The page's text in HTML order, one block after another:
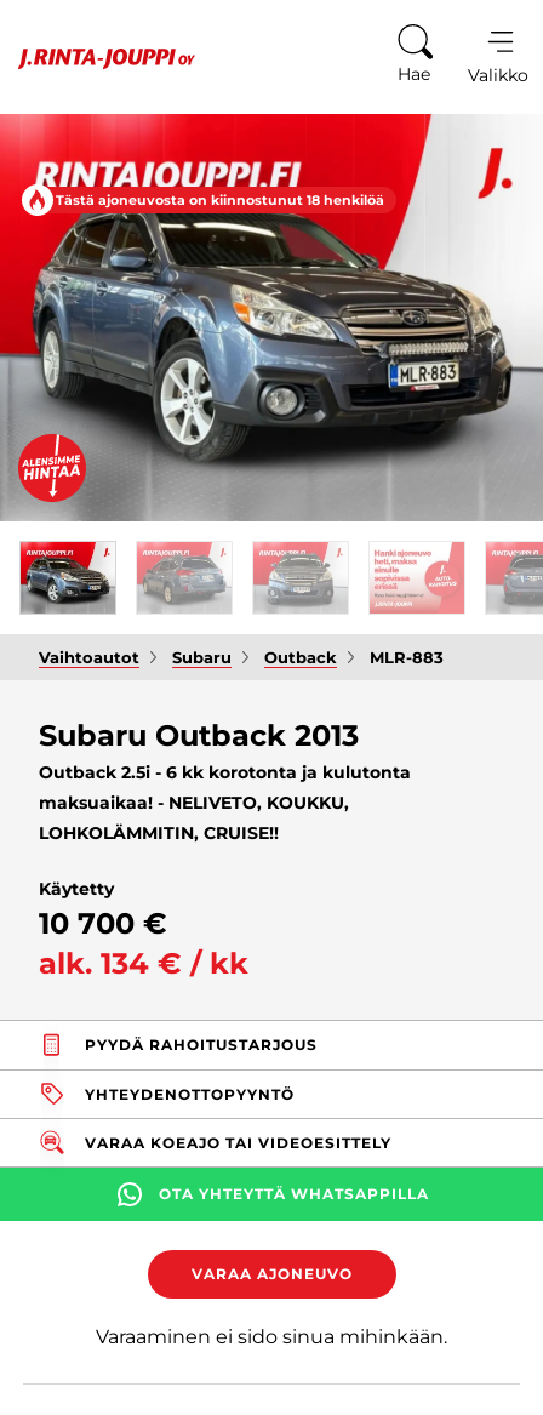
Hae Valikko
Tästä ajoneuvosta on kiinnostunut 18 henkilöä
Vaihtoautot Subaru Outback MLR-883
Subaru Outback 2013
Outback 2.5i - 6 kk korotonta ja kulutonta
maksuaikaa! - NELIVETO, KOUKKU,
LOHKOLÄMMITIN, CRUISE!!
Käytetty
10 700 €
alk. 134 € / kk
PYYDÄ RAHOITUSTARJOUS
YHTEYDENOTTOPYYNTÖ
VARAA KOEAJO TAI VIDEOESITTELY
OTA YHTEYTTÄ WHATSAPPILLA
VARAA AJONEUVO
Varaaminen ei sido sinua mihinkään.